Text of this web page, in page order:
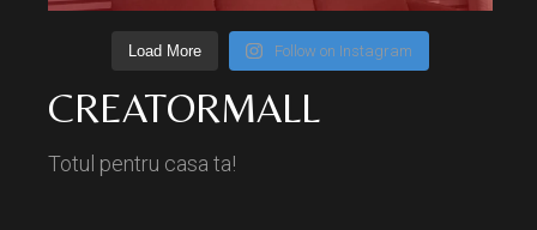
Load More Follow on Instagram
CREATORMALL
Totul pentru casa ta!